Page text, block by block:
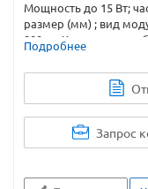
Мощность до 15 Вт;
размер (мм) ; вид
800 гр. Купите
доставкой или
Подробнее
Запрос